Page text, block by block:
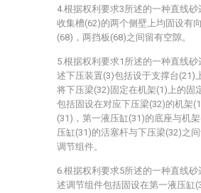
4.根据权利要求3所述的一种直线
收集槽(62)的两个侧壁上均固设有
(68)，两挡板(68)之间留有空隙。
5.根据权利要求1所述的一种直线
述下压装置(3)包括设于支撑台(21)
将下压梁(32)固定在机架(1)上的固
包括固设在对应下压梁(32)的机架
(31)，第一液压缸(31)的底座与机
压缸(31)的活塞杆与下压梁(32)之
调节组件。
6.根据权利要求5所述的一种直线
述调节组件包括固设在第一液压缸